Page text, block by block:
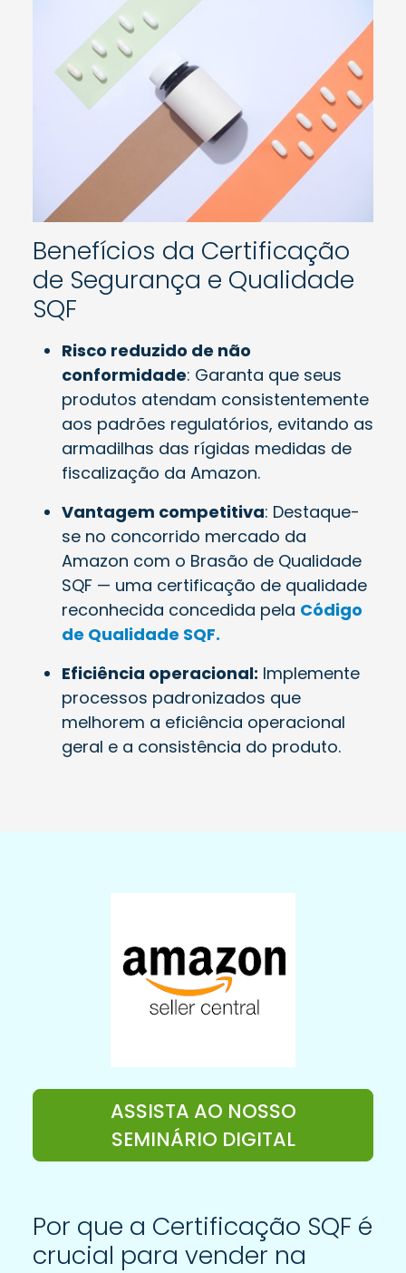
Benefícios da Certificação
de Segurança e Qualidade
SQF
Risco reduzido de não
conformidade: Garanta que seus
produtos atendam consistentemente
aos padrões regulatórios, evitando as
armadilhas das rígidas medidas de
fiscalização da Amazon.
Vantagem competitiva: Destaque-
se no concorrido mercado da
Amazon com o Brasão de Qualidade
SQF — uma certificação de qualidade
reconhecida concedida pela Código
de Qualidade SQF.
Eficiência operacional: Implemente
processos padronizados que
melhorem a eficiência operacional
geral e a consistência do produto.
ASSISTA AO NOSSO
SEMINÁRIO DIGITAL
Por que a Certificação SQF é
crucial para vender na